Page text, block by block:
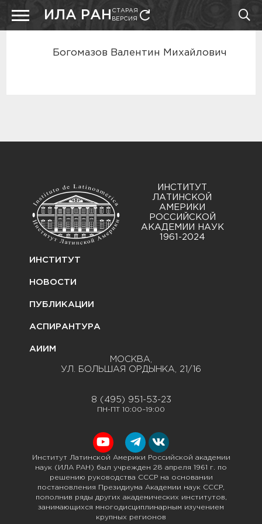
ИЛА РАН
СТАРАЯ
ВЕРСИЯ
Богомазов Валентин Михайлович
ИНСТИТУТ
ЛАТИНСКОЙ
АМЕРИКИ
РОССИЙСКОЙ
АКАДЕМИИ НАУК
1961-2024
ИНСТИТУТ
НОВОСТИ
ПУБЛИКАЦИИ
АСПИРАНТУРА
АИИМ
МОСКВА,
УЛ. БОЛЬШАЯ ОРДЫНКА, 21/16
8 (495) 951-53-23
ПН-ПТ 10:00–19:00
Институт Латинской Америки Российской академии
наук (ИЛА РАН) был учрежден 28 апреля 1961 г. по
решению руководства СССР на основании
постановления Президиума Академии наук СССР,
пополнив ряды других академических институтов,
занимающихся многодисциплинарным изучением
крупных регионов